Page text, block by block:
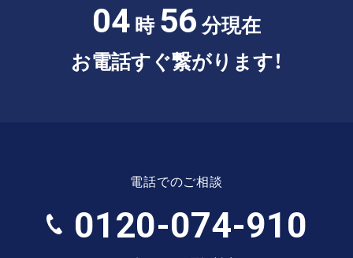
04時56分現在
お電話すぐ繋がります！
電話でのご相談
0120-074-910